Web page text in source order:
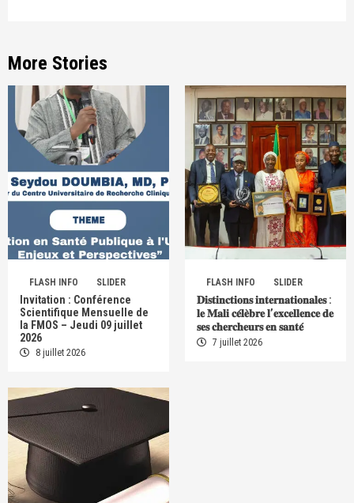
More Stories
FLASH INFO SLIDER
Invitation : Conférence
Scientifique Mensuelle de
la FMOS – Jeudi 09 juillet
2026
8 juillet 2026
FLASH INFO SLIDER
𝐃𝐢𝐬𝐭𝐢𝐧𝐜𝐭𝐢𝐨𝐧𝐬 𝐢𝐧𝐭𝐞𝐫𝐧𝐚𝐭𝐢𝐨𝐧𝐚𝐥𝐞𝐬 :
𝐥𝐞 𝐌𝐚𝐥𝐢 𝐜𝐞́𝐥𝐞̀𝐛𝐫𝐞 𝐥’𝐞𝐱𝐜𝐞𝐥𝐥𝐞𝐧𝐜𝐞 𝐝𝐞
𝐬𝐞𝐬 𝐜𝐡𝐞𝐫𝐜𝐡𝐞𝐮𝐫𝐬 𝐞𝐧 𝐬𝐚𝐧𝐭𝐞́
7 juillet 2026